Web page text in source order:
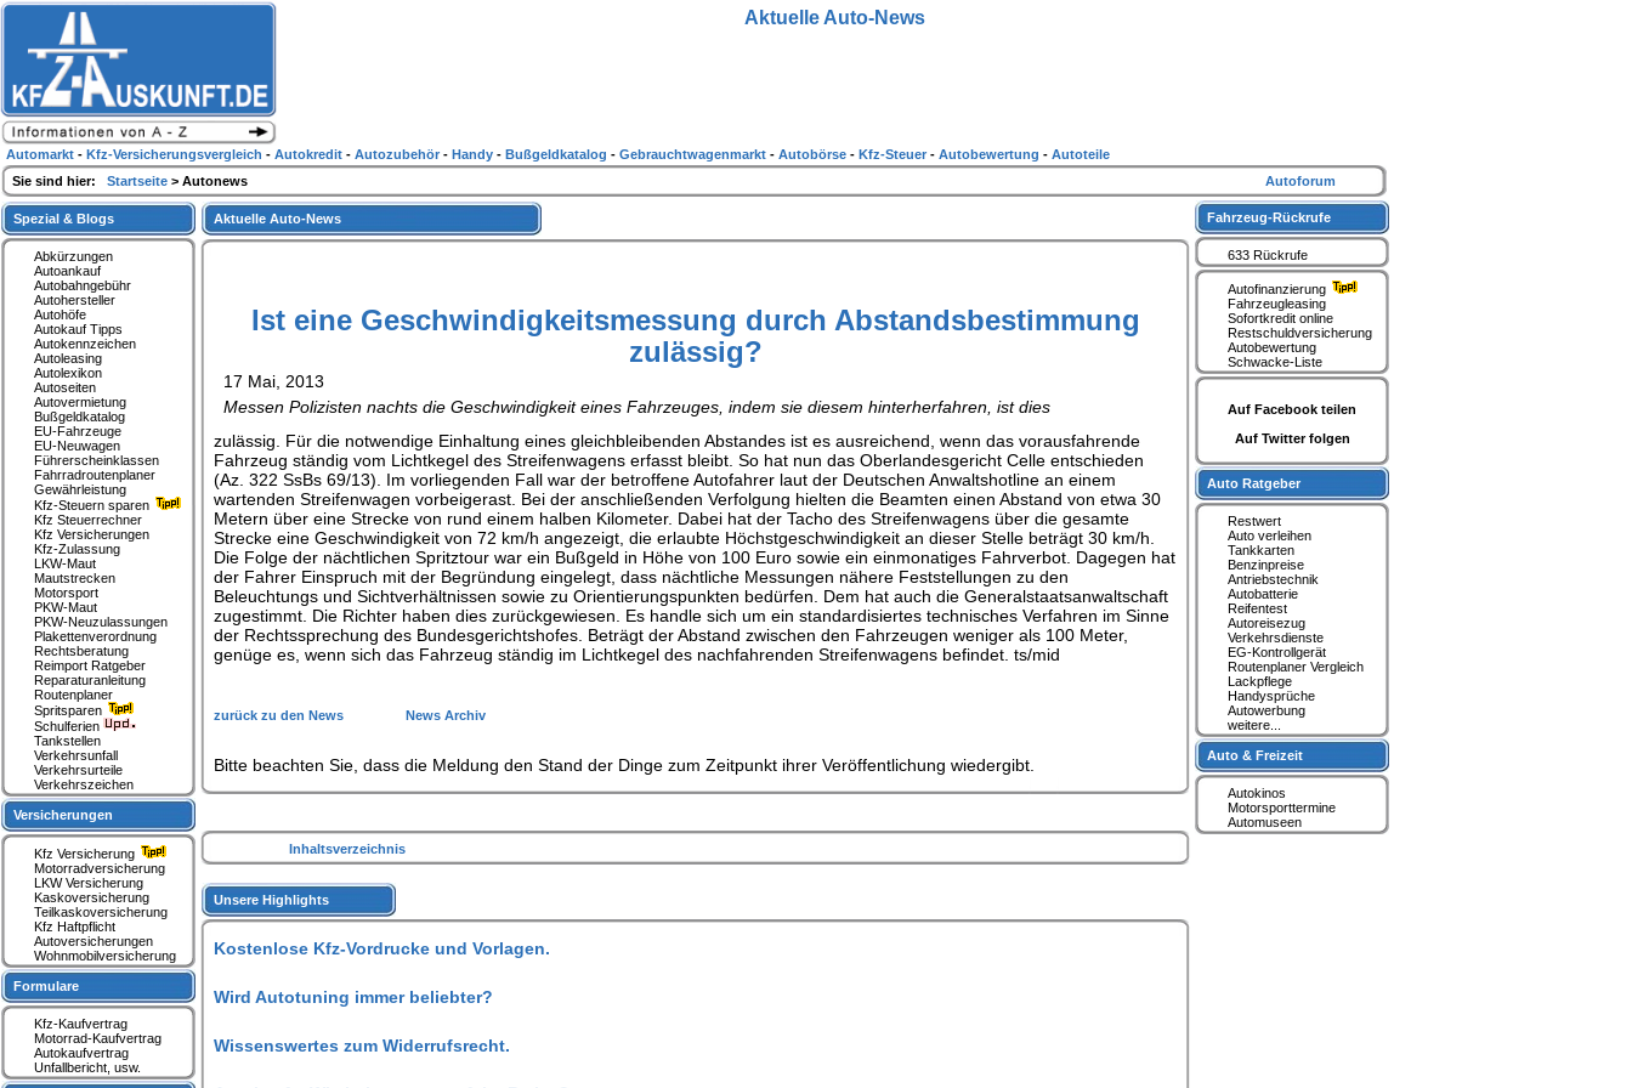
Aktuelle Auto-News
Ist eine Geschwindigkeitsmessung durch Abstandsbestimmung
zulässig?
17 Mai, 2013
Messen Polizisten nachts die Geschwindigkeit eines Fahrzeuges, indem sie diesem hinterherfahren, ist dies
zulässig. Für die notwendige Einhaltung eines gleichbleibenden Abstandes ist es ausreichend, wenn das vorausfahrende
Fahrzeug ständig vom Lichtkegel des Streifenwagens erfasst bleibt. So hat nun das Oberlandesgericht Celle entschieden
(Az. 322 SsBs 69/13). Im vorliegenden Fall war der betroffene Autofahrer laut der Deutschen Anwaltshotline an einem
wartenden Streifenwagen vorbeigerast. Bei der anschließenden Verfolgung hielten die Beamten einen Abstand von etwa 30
Metern über eine Strecke von rund einem halben Kilometer. Dabei hat der Tacho des Streifenwagens über die gesamte
Strecke eine Geschwindigkeit von 72 km/h angezeigt, die erlaubte Höchstgeschwindigkeit an dieser Stelle beträgt 30 km/h.
Die Folge der nächtlichen Spritztour war ein Bußgeld in Höhe von 100 Euro sowie ein einmonatiges Fahrverbot. Dagegen hat
der Fahrer Einspruch mit der Begründung eingelegt, dass nächtliche Messungen nähere Feststellungen zu den
Beleuchtungs und Sichtverhältnissen sowie zu Orientierungspunkten bedürfen. Dem hat auch die Generalstaatsanwaltschaft
zugestimmt. Die Richter haben dies zurückgewiesen. Es handle sich um ein standardisiertes technisches Verfahren im Sinne
der Rechtssprechung des Bundesgerichtshofes. Beträgt der Abstand zwischen den Fahrzeugen weniger als 100 Meter,
genüge es, wenn sich das Fahrzeug ständig im Lichtkegel des nachfahrenden Streifenwagens befindet. ts/mid
zurück zu den News News Archiv
Bitte beachten Sie, dass die Meldung den Stand der Dinge zum Zeitpunkt ihrer Veröffentlichung wiedergibt.
Inhaltsverzeichnis
Unsere Highlights
Kostenlose Kfz-Vordrucke und Vorlagen.
Wird Autotuning immer beliebter?
Wissenswertes zum Widerrufsrecht.
Spezial & Blogs
Abkürzungen
Autoankauf
Autobahngebühr
Autohersteller
Autohöfe
Autokauf Tipps
Autokennzeichen
Autoleasing
Autolexikon
Autoseiten
Autovermietung
Bußgeldkatalog
EU-Fahrzeuge
EU-Neuwagen
Führerscheinklassen
Fahrradroutenplaner
Gewährleistung
Kfz-Steuern sparen
Kfz Steuerrechner
Kfz Versicherungen
Kfz-Zulassung
LKW-Maut
Mautstrecken
Motorsport
PKW-Maut
PKW-Neuzulassungen
Plakettenverordnung
Rechtsberatung
Reimport Ratgeber
Reparaturanleitung
Routenplaner
Spritsparen
Schulferien
Tankstellen
Verkehrsunfall
Verkehrsurteile
Verkehrszeichen
Versicherungen
Kfz Versicherung
Motorradversicherung
LKW Versicherung
Kaskoversicherung
Teilkaskoversicherung
Kfz Haftpflicht
Autoversicherungen
Wohnmobilversicherung
Formulare
Kfz-Kaufvertrag
Motorrad-Kaufvertrag
Autokaufvertrag
Unfallbericht, usw.
Fahrzeug-Rückrufe
633 Rückrufe
Autofinanzierung
Fahrzeugleasing
Sofortkredit online
Restschuldversicherung
Autobewertung
Schwacke-Liste
Auf Facebook teilen
Auf Twitter folgen
Auto Ratgeber
Restwert
Auto verleihen
Tankkarten
Benzinpreise
Antriebstechnik
Autobatterie
Reifentest
Autoreisezug
Verkehrsdienste
EG-Kontrollgerät
Routenplaner Vergleich
Lackpflege
Handysprüche
Autowerbung
weitere...
Auto & Freizeit
Autokinos
Motorsporttermine
Automuseen
Aktuelle Auto-News
Automarkt - Kfz-Versicherungsvergleich - Autokredit - Autozubehör - Handy - Bußgeldkatalog - Gebrauchtwagenmarkt - Autobörse - Kfz-Steuer - Autobewertung - Autoteile
Sie sind hier: Startseite > Autonews Autoforum